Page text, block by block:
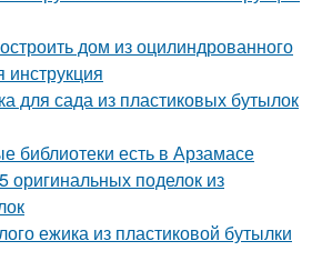
дом из оцилиндрованного
для сада из пластиковых бутылок
библиотеки есть в Арзамасе
оригинальных поделок из
ежика из пластиковой бутылки